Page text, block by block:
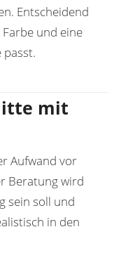
Entscheidend
und eine
passt.
mit
Aufwand vor
Beratung wird
sein soll und
in den